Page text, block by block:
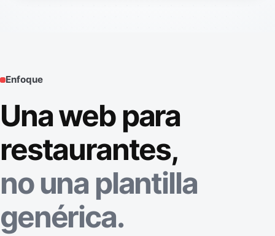
Enfoque
Una web para
restaurantes,
no una plantilla
genérica.